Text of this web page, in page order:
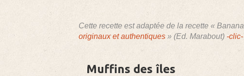
Cette recette est adaptée de la recette «
originaux et authentiques » (Ed. Marabout) -clic-
Muffins des îles